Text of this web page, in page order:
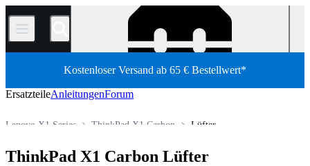
/
Kostenloser Versand ab 65 € Bestellwert*
ErsatzteileAnleitungenForum
Lüfter
ThinkPad X1 Carbon
Lenovo X1 Series
Laptop und Desktop PCs
Ersatzteile
Shop
ThinkPad X1 Carbon Lüfter